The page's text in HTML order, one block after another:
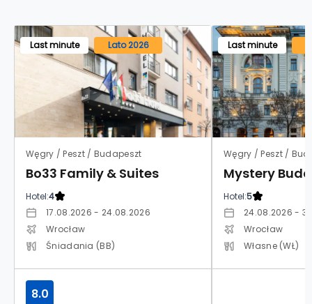
Last minute Lato 2026
Węgry / Peszt / Budapeszt
Bo33 Family & Suites
Hotel:4
17.08.2026 - 24.08.2026
Wrocław
Śniadania (BB)
8.0
Last minute
Węgry / Peszt /
Mystery
Hotel:5
24.08.2026 -
Wrocław
Własne (WŁ)